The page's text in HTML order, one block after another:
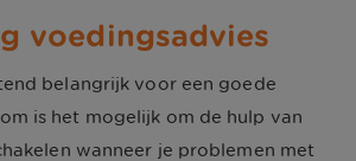
voedingsadvies
belangrijk voor een goede
is het mogelijk om de hulp van
wanneer je problemen met